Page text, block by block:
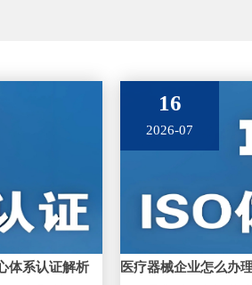
体系认证解析
16
2026-07
医疗器械企业怎么办